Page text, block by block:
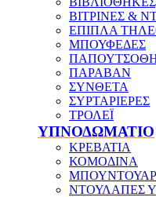
ΒΙΤΡΙΝΕΣ &
ΕΠΙΠΛΑ
ΜΠΟΥΦΕΔΕΣ
ΠΑΡΑΒΑΝ
ΣΥΝΘΕΤΑ
ΣΥΡΤΑΡΙΕΡΕΣ
ΤΡΟΛΕΪ
ΥΠΝΟΔΩΜΑΤΙΟ
ΚΡΕΒΑΤΙΑ
ΚΟΜΟΔΙΝΑ
ΜΠΟΥΝΤΟΥΑΡ
ΝΤΟΥΛΑΠΕΣ